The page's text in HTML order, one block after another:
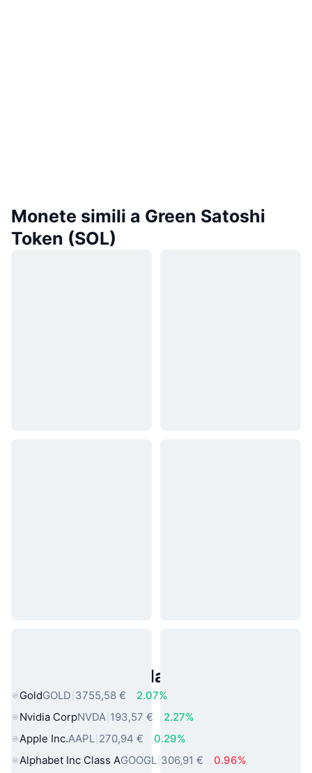
Monete simili a Green Satoshi
Token (SOL)
Asset reali popolari
GoldGOLD 3755,58 €
2.07%
Nvidia CorpNVDA 193,57 €
2.27%
Apple Inc.AAPL 270,94 €
0.29%
Alphabet Inc Class AGOOGL 306,91 €
0.96%